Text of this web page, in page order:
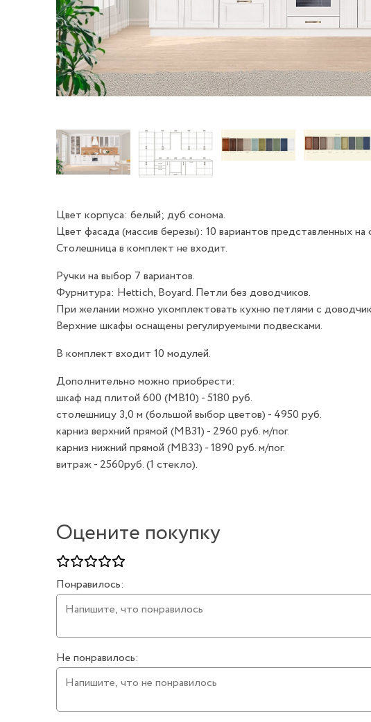
Цвет корпуса: белый; дуб сонома.
Цвет фасада (массив березы): 10 вариантов представленных на
Столешница в комплект не входит.
Ручки на выбор 7 вариантов.
Фурнитура: Hettich, Boyard. Петли без доводчиков.
При желании можно укомплектовать кухню петлями с
Верхние шкафы оснащены регулируемыми подвесками.
В комплект входит 10 модулей.
Дополнительно можно приобрести:
шкаф над плитой 600 (МВ10) - 5180 руб.
столешницу 3,0 м (большой выбор цветов) - 4950 руб.
карниз верхний прямой (МВ31) - 2960 руб. м/пог.
карниз нижний прямой (МВ33) - 1890 руб. м/пог.
витраж - 2560руб. (1 стекло).
Оцените покупку
Понравилось:
Не понравилось: